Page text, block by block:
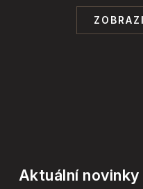
Aktuální